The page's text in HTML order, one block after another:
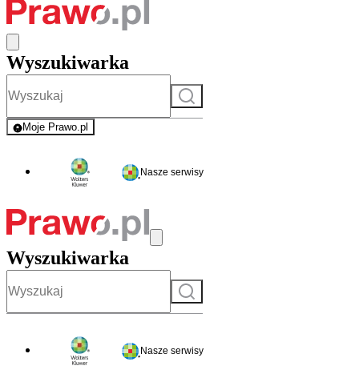
Wyszukiwarka
Szukaj
Moje Prawo.pl
- rejestracja i logowanie do serwisu
Nasze serwisy
Wyszukiwarka
Szukaj
Nasze serwisy